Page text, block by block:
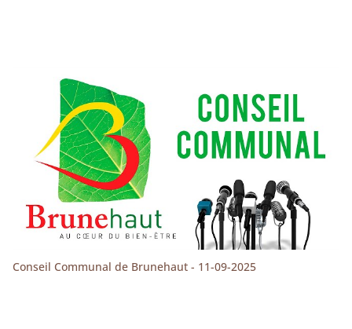
Conseil Communal de Brunehaut - 11-09-2025